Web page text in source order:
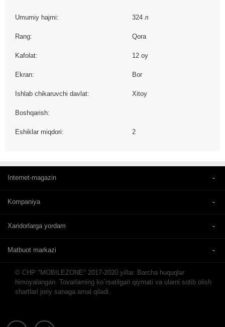
Umumiy hajmi: 324 л
Rang: Qora
Kafolat: 12 oy
Ekran: Bor
Ishlab chikaruvchi davlat: Xitoy
Boshqarish:
Eshiklar miqdori: 2
Internet-magazin
Kompaniya
Xaridorlarga yordam
Matbuot markazi
© CHP "MOBILEZONE" 2017-2020 yillar. Barcha huquqlar
himoyalangan. Tovarlarning ko`rsatilgan qiymati va ularni sotib olish
shartlari joriy sanaga amal qiladi.